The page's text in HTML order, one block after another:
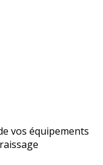
vos équipements